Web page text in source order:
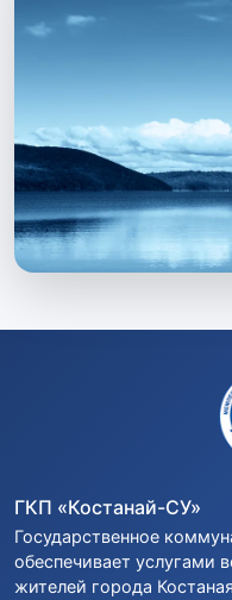
ГКП «Костанай-СУ»
Государственное
обеспечивает услугами
жителей города